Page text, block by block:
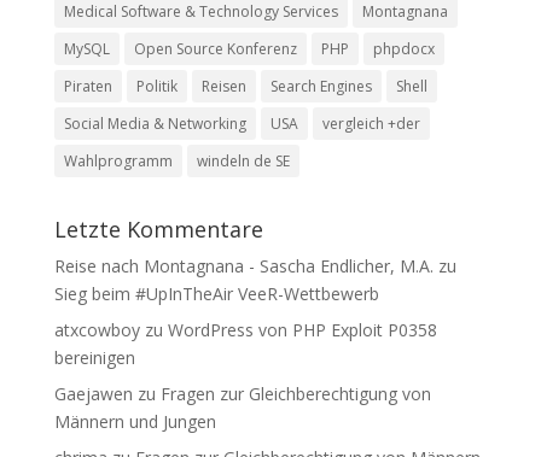
Medical Software & Technology Services
Montagnana
MySQL
Open Source Konferenz PHP
phpdocx
Piraten
Politik Reisen Search Engines
Shell
Social Media & Networking
USA
vergleich +der
Wahlprogramm
windeln de SE
Letzte Kommentare
Reise nach Montagnana - Sascha Endlicher, M.A. zu
Sieg beim #UpInTheAir VeeR-Wettbewerb
atxcowboyzu WordPress von PHP Exploit P0358
bereinigen
Gaejawen zu Fragen zur Gleichberechtigung von
Männern und Jungen